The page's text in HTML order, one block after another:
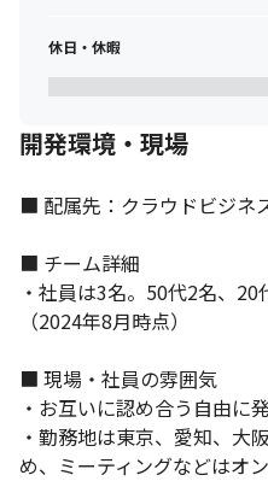
休日・休暇
開発環境・現場
■ 配属先：クラウドビジネ
■ チーム詳細
・社員は3名。50代2名、
（2024年8月時点）
■ 現場・社員の雰囲気
・お互いに認め合う自由に
・勤務地は東京、愛知、大
め、ミーティングなどはオ